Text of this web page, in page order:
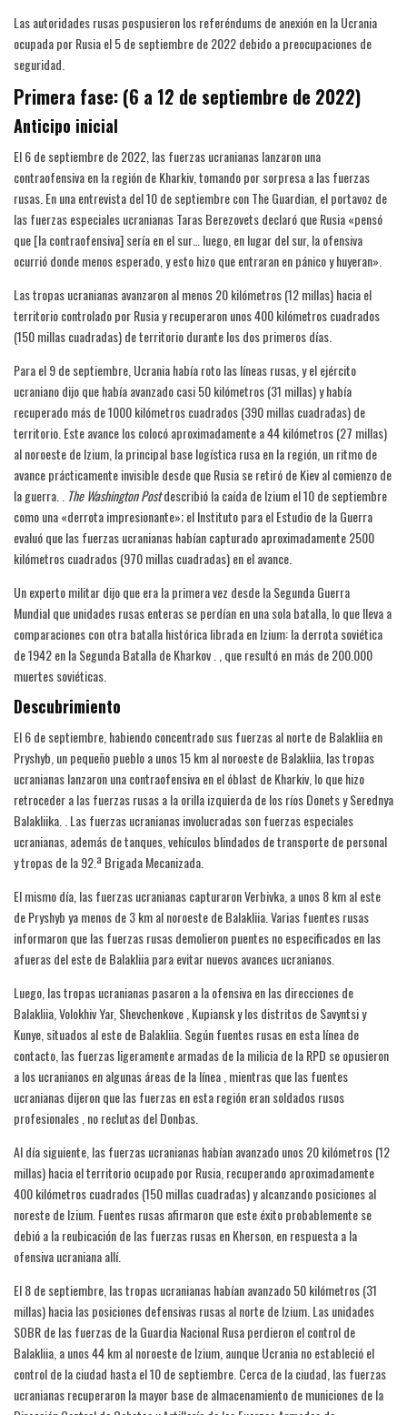
Las autoridades rusas pospusieron los referéndums de anexión en la Ucrania
ocupada por Rusia el 5 de septiembre de 2022 debido a preocupaciones de
seguridad.
Primera fase: (6 a 12 de septiembre de 2022)
Anticipo inicial
El 6 de septiembre de 2022, las fuerzas ucranianas lanzaron una
contraofensiva en la región de Kharkiv, tomando por sorpresa a las fuerzas
rusas. En una entrevista del 10 de septiembre con The Guardian, el portavoz de
las fuerzas especiales ucranianas Taras Berezovets declaró que Rusia «pensó
que [la contraofensiva] sería en el sur… luego, en lugar del sur, la ofensiva
ocurrió donde menos esperado, y esto hizo que entraran en pánico y huyeran».
Las tropas ucranianas avanzaron al menos 20 kilómetros (12 millas) hacia el
territorio controlado por Rusia y recuperaron unos 400 kilómetros cuadrados
(150 millas cuadradas) de territorio durante los dos primeros días.
Para el 9 de septiembre, Ucrania había roto las líneas rusas, y el ejército
ucraniano dijo que había avanzado casi 50 kilómetros (31 millas) y había
recuperado más de 1000 kilómetros cuadrados (390 millas cuadradas) de
territorio. Este avance los colocó aproximadamente a 44 kilómetros (27 millas)
al noroeste de Izium, la principal base logística rusa en la región, un ritmo de
avance prácticamente invisible desde que Rusia se retiró de Kiev al comienzo de
la guerra. . The Washington Postdescribió la caída de Izium el 10 de septiembre
como una «derrota impresionante»; el Instituto para el Estudio de la Guerra
evaluó que las fuerzas ucranianas habían capturado aproximadamente 2500
kilómetros cuadrados (970 millas cuadradas) en el avance.
Un experto militar dijo que era la primera vez desde la Segunda Guerra
Mundial que unidades rusas enteras se perdían en una sola batalla, lo que lleva a
comparaciones con otra batalla histórica librada en Izium: la derrota soviética
de 1942 en la Segunda Batalla de Kharkov . , que resultó en más de 200.000
muertes soviéticas.
Descubrimiento
El 6 de septiembre, habiendo concentrado sus fuerzas al norte de Balakliia en
Pryshyb, un pequeño pueblo a unos 15 km al noroeste de Balakliia, las tropas
ucranianas lanzaron una contraofensiva en el óblast de Kharkiv, lo que hizo
retroceder a las fuerzas rusas a la orilla izquierda de los ríos Donets y Serednya
Balakliika. . Las fuerzas ucranianas involucradas son fuerzas especiales
ucranianas, además de tanques, vehículos blindados de transporte de personal
y tropas de la 92.ª Brigada Mecanizada.
El mismo día, las fuerzas ucranianas capturaron Verbivka, a unos 8 km al este
de Pryshyb ya menos de 3 km al noroeste de Balakliia. Varias fuentes rusas
informaron que las fuerzas rusas demolieron puentes no especificados en las
afueras del este de Balakliia para evitar nuevos avances ucranianos.
Luego, las tropas ucranianas pasaron a la ofensiva en las direcciones de
Balakliia, Volokhiv Yar, Shevchenkove , Kupiansk y los distritos de Savyntsi y
Kunye, situados al este de Balakliia. Según fuentes rusas en esta línea de
contacto, las fuerzas ligeramente armadas de la milicia de la RPD se opusieron
a los ucranianos en algunas áreas de la línea , mientras que las fuentes
ucranianas dijeron que las fuerzas en esta región eran soldados rusos
profesionales , no reclutas del Donbas.
Al día siguiente, las fuerzas ucranianas habían avanzado unos 20 kilómetros (12
millas) hacia el territorio ocupado por Rusia, recuperando aproximadamente
400 kilómetros cuadrados (150 millas cuadradas) y alcanzando posiciones al
noreste de Izium. Fuentes rusas afirmaron que este éxito probablemente se
debió a la reubicación de las fuerzas rusas en Kherson, en respuesta a la
ofensiva ucraniana allí.
El 8 de septiembre, las tropas ucranianas habían avanzado 50 kilómetros (31
millas) hacia las posiciones defensivas rusas al norte de Izium. Las unidades
SOBR de las fuerzas de la Guardia Nacional Rusa perdieron el control de
Balakliia, a unos 44 km al noroeste de Izium, aunque Ucrania no estableció el
control de la ciudad hasta el 10 de septiembre. Cerca de la ciudad, las fuerzas
ucranianas recuperaron la mayor base de almacenamiento de municiones de la